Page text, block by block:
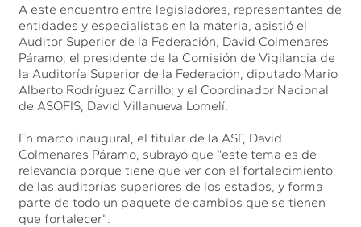
A este encuentro entre legisladores, representantes de
entidades y especialistas en la materia, asistió el
Auditor Superior de la Federación, David Colmenares
Páramo; el presidente de la Comisión de Vigilancia de
la Auditoría Superior de la Federación, diputado Mario
Alberto Rodríguez Carrillo; y el Coordinador Nacional
de ASOFIS, David Villanueva Lomelí.
En marco inaugural, el titular de la ASF, David
Colmenares Páramo, subrayó que “este tema es de
relevancia porque tiene que ver con el fortalecimiento
de las auditorías superiores de los estados, y forma
parte de todo un paquete de cambios que se tienen
que fortalecer”.